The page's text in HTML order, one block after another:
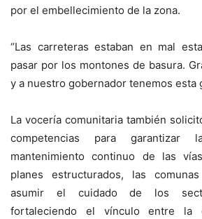
por el embellecimiento de la zona.
“Las carreteras estaban en mal
pasar por los montones de basura.
y a nuestro gobernador tenemos esta
La vocería comunitaria también
competencias para
mantenimiento continuo de las
planes estructurados, las
asumir el cuidado de los
fortaleciendo el vínculo entre